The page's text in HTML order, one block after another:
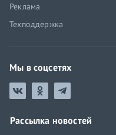
Реклама
Техподдержка
Мы в соцсетях
Рассылка новостей